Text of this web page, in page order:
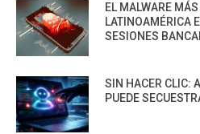
EL MALWARE
LATINOAMÉRICA
SESIONES
SIN HACER CLIC:
PUEDE